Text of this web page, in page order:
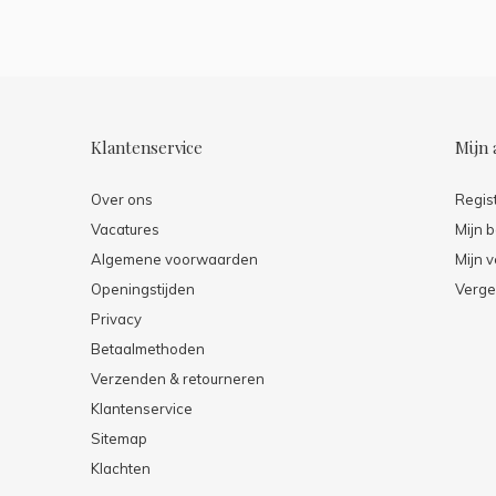
Klantenservice
Over ons
Vacatures
Algemene voorwaarden
Openingstijden
Privacy
Betaalmethoden
Verzenden & retourneren
Klantenservice
Sitemap
Klachten
Mijn
Mijn
Mijn